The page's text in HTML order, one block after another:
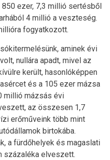
ezer, 7,3 millió sertésből
4 millió a veszteség.
fogyatkozott.
aminek évi
nullára apadt, mivel az
került, hasonlóképpen
és a 105 ezer mázsa
millió mázsás évi
az összesen 1,7
erőműveink több mint
birtokába.
a fürdőhelyek és magaslati
százaléka elveszett.